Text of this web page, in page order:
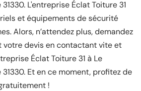
L'entreprise Éclat Toiture 31
et équipements de sécurité
Alors, n’attendez plus, demandez
votre devis en contactant vite et
Éclat Toiture 31 à Le
Et en ce moment, profitez de
!